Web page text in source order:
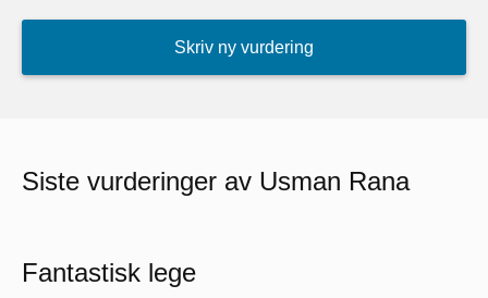
Skriv ny vurdering
Siste vurderinger av Usman Rana
Fantastisk lege